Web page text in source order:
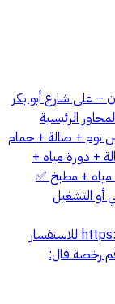
– على شارع أبو بكر
الرئيسية
من: غرفتين نوم + صالة + حمام
صالة + دورة مياه +
مياه + مطبخ ✅
أو التشغيل
https://maps.app.goo.gl/eXcv3en4BU6RtovUA للاستفسار
0507564000 - 920003566 رقم رخصة فال: